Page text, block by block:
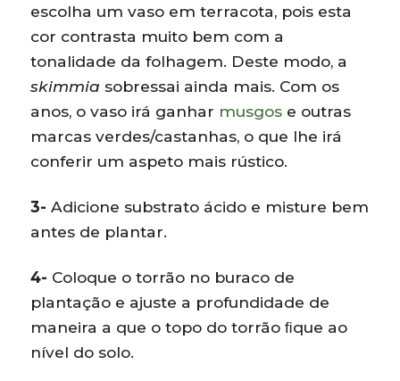
escolha um vaso em terracota, pois esta
cor contrasta muito bem com a
tonalidade da folhagem. Deste modo, a
skimmia sobressai ainda mais. Com os
anos, o vaso irá ganhar musgos e outras
marcas verdes/castanhas, o que lhe irá
conferir um aspeto mais rústico.
3- Adicione substrato ácido e misture bem
antes de plantar.
4- Coloque o torrão no buraco de
plantação e ajuste a profundidade de
maneira a que o topo do torrão ﬁque ao
nível do solo.